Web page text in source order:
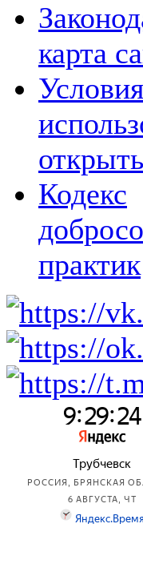
карта
Условия
Кодекс
практик